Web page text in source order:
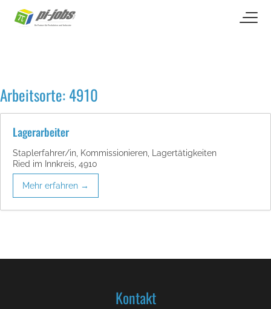
Arbeitsorte:4910
Lagerarbeiter
Staplerfahrer/in Kommissionieren Lagertätigkeiten
Ried im Innkreis 4910
Mehr erfahren
Kontakt